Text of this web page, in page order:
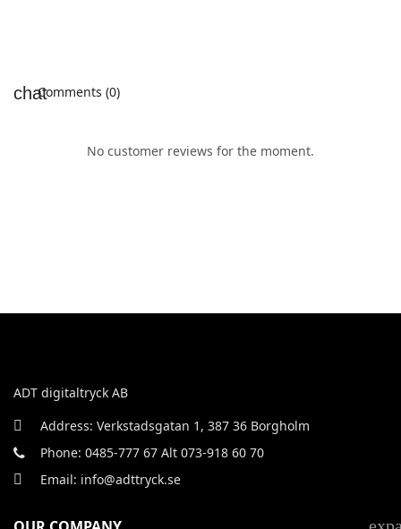
Comments (0)
No customer reviews for the moment.
ADT digitaltryck AB
Address: Verkstadsgatan 1, 387 36 Borgholm
Phone: 0485-777 67 Alt 073-918 60 70
Email: info@adttryck.se